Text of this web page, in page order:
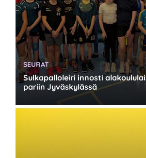
Sulkapalloleiri innosti
pariin Jyväskylässä
KATEGORIA:
SEURAT